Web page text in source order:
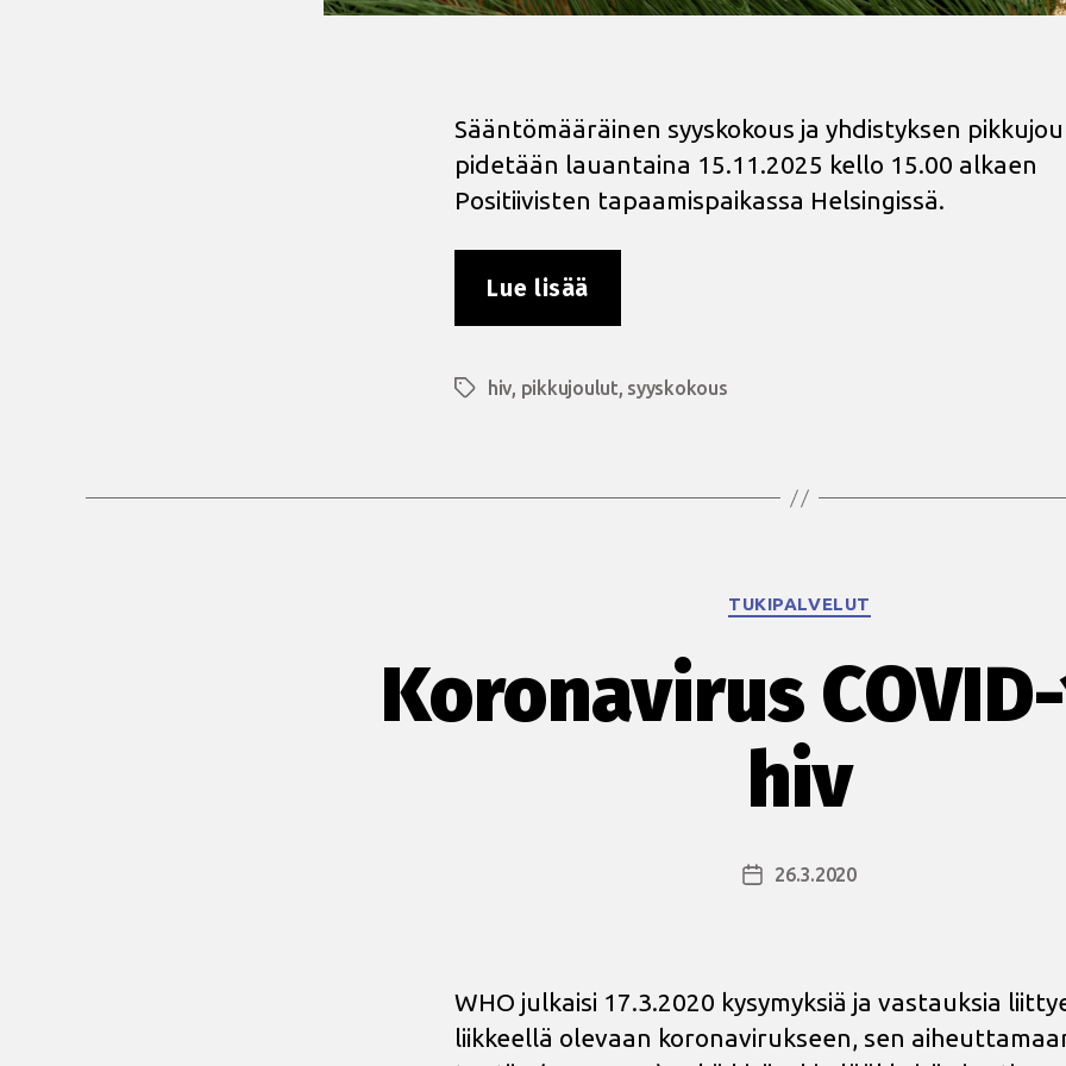
Sääntömääräinen syyskokous ja yhdistyksen
pidetään lauantaina 15.11.2025 kello 15.00 alkaen
Positiivisten tapaamispaikassa Helsingissä.
Lue lisää
15.11.”
Avainsanat
hiv, pikkujoulut, syyskokous
Kategoriat
TUKIPALVELUT
Koronavirus
hiv
Julkaisupäivämäärä
26.3.2020
WHO julkaisi 17.3.2020 kysymyksiä ja vastauksia
liikkeellä olevaan koronavirukseen, sen